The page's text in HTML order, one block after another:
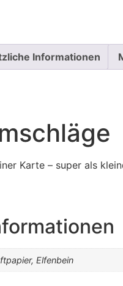
Informationen
Karte – super als
Elfenbein